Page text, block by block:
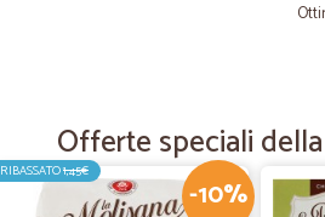
Offerte speciali
-10%
RIBASSATO1,45€